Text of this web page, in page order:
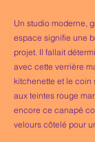
​Un studio moderne,
espace signifie une
projet. Il fallait
avec cette verrière
kitchenette et le coin
aux teintes rouge
encore ce canapé
velours côtelé pour